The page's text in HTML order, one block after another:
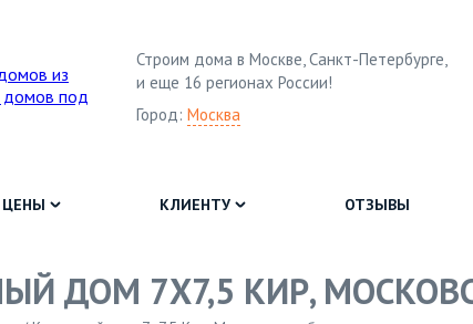
Строим дома в Москве, Санкт-Петербурге,
и еще 16 регионах России!
Город: Москва
КЛИЕНТУ ОТЗЫВЫ
ДОМ 7Х7,5 КИР,